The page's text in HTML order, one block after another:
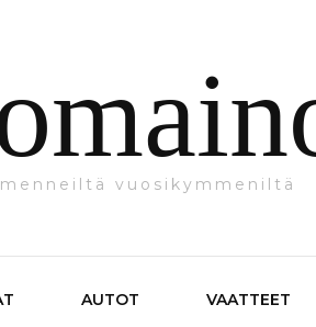
vuosikymmeniltä
AUTOT VAATTEET